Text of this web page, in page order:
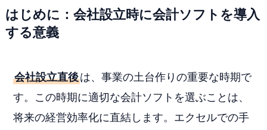
はじめに：会社設立時に会計ソフトを導入
する意義
会社設立直後は、事業の土台作りの重要な時期で
す。この時期に適切な会計ソフトを選ぶことは、
将来の経営効率化に直結します。エクセルでの手